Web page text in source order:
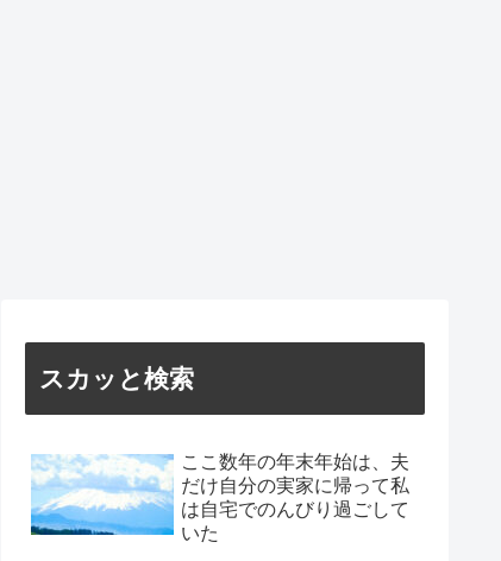
スカッと検索
ここ数年の年末年始は、夫
だけ自分の実家に帰って私
は自宅でのんびり過ごして
いた